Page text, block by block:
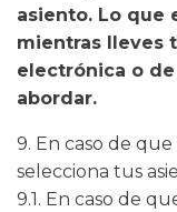
asiento. Lo que
mientras lleves
electrónica o
abordar.
9. En caso de
selecciona tus
9.1. En caso de